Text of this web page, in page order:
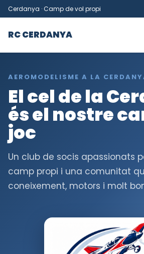
Cerdanya · Camp de vol propi
RC CERDANYA
AEROMODELISME A LA
El cel de la
és el nostre
joc
Un club de socis apassionats
camp propi i una comunitat
coneixement, motors i molt